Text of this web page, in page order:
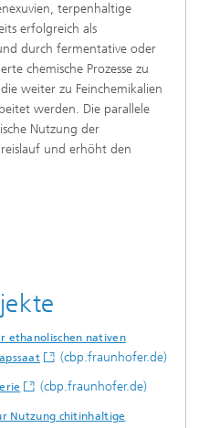
terpenhaltige
erfolgreich als
durch fermentative oder
chemische Prozesse zu
weiter zu Feinchemikalien
werden. Die parallele
Nutzung der
und erhöht den
ethanolischen nativen
(cbp.fraunhofer.de)
(cbp.fraunhofer.de)
Nutzung chitinhaltige